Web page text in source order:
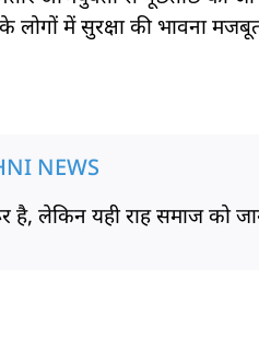
लोगों में सुरक्षा की भावना
NEWS
है, लेकिन यही राह समाज